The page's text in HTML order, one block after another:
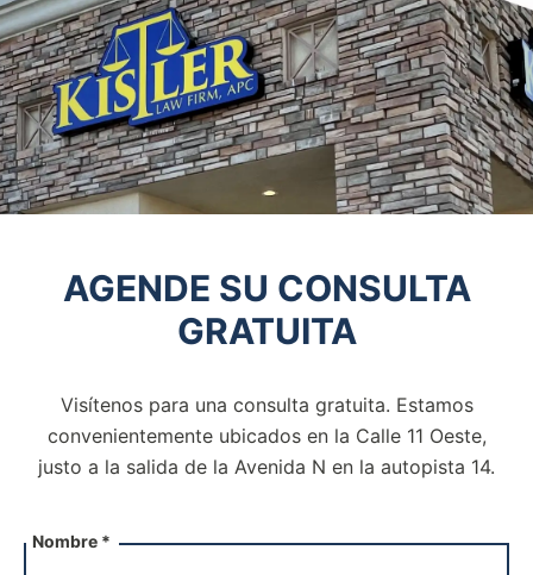
AGENDE SU CONSULTA
GRATUITA
Visítenos para una consulta gratuita. Estamos
convenientemente ubicados en la Calle 11 Oeste,
justo a la salida de la Avenida N en la autopista 14.
Nombre *